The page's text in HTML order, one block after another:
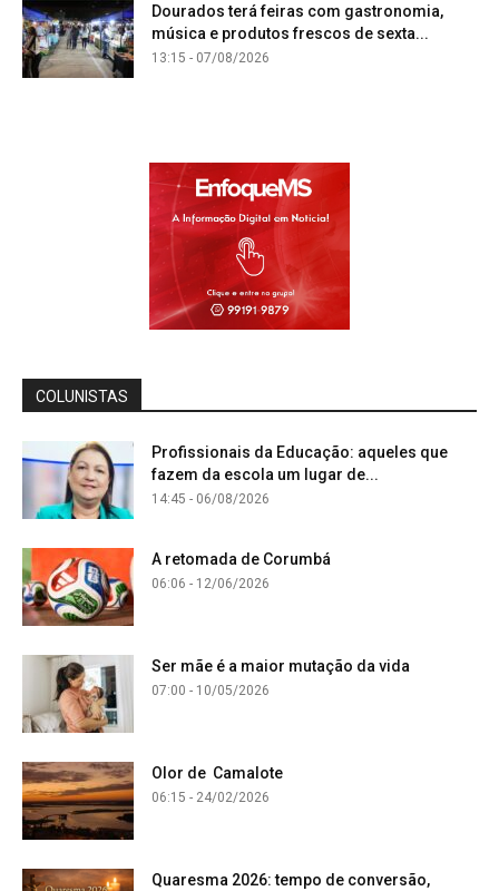
Dourados terá feiras com gastronomia,
música e produtos frescos de sexta...
13:15 - 07/08/2026
COLUNISTAS
Profissionais da Educação: aqueles que
fazem da escola um lugar de...
14:45 - 06/08/2026
A retomada de Corumbá
06:06 - 12/06/2026
Ser mãe é a maior mutação da vida
07:00 - 10/05/2026
Olor de Camalote
06:15 - 24/02/2026
Quaresma 2026: tempo de conversão,